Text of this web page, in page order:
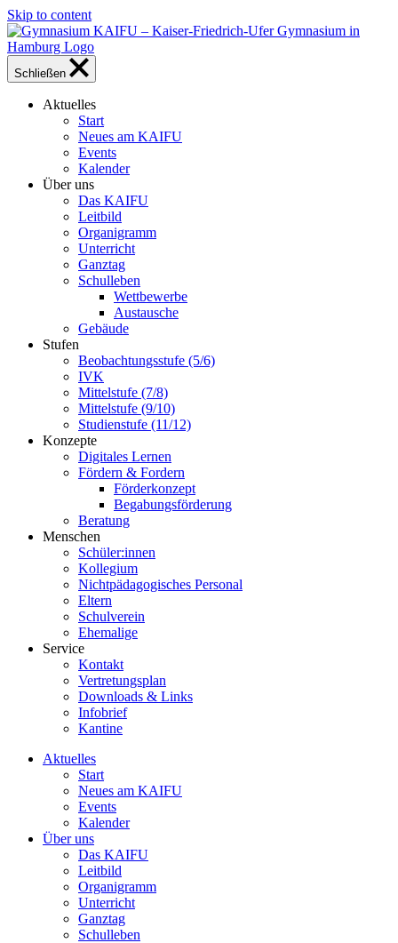
Skip to content
Schließen
Aktuelles
Start
Neues am KAIFU
Events
Kalender
Über uns
Das KAIFU
Leitbild
Organigramm
Unterricht
Ganztag
Schulleben
Wettbewerbe
Austausche
Gebäude
Stufen
Beobachtungsstufe (5/6)
IVK
Mittelstufe (7/8)
Mittelstufe (9/10)
Studienstufe (11/12)
Konzepte
Digitales Lernen
Fördern & Fordern
Förderkonzept
Begabungsförderung
Beratung
Menschen
Schüler:innen
Kollegium
Nichtpädagogisches Personal
Eltern
Schulverein
Ehemalige
Service
Kontakt
Vertretungsplan
Downloads & Links
Infobrief
Kantine
Aktuelles
Start
Neues am KAIFU
Events
Kalender
Über uns
Das KAIFU
Leitbild
Organigramm
Unterricht
Ganztag
Schulleben